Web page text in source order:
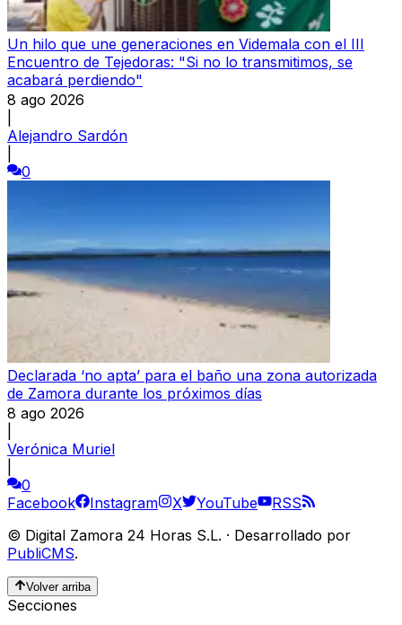
Un hilo que une generaciones en Videmala con el III
Encuentro de Tejedoras: "Si no lo transmitimos, se
acabará perdiendo"
8 ago 2026
Alejandro Sardón
0
Declarada ‘no apta’ para el baño una zona autorizada
de Zamora durante los próximos días
8 ago 2026
Verónica Muriel
0
Facebook
Instagram X YouTube
RSS
© Digital Zamora 24 Horas S.L. · Desarrollado por
PubliCMS.
Volver arriba
Secciones